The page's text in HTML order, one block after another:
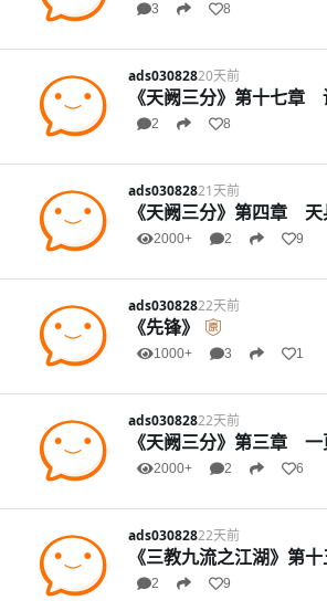
3 8
ads03082820天前
《天阙三分》第十七章
2 8
ads03082821天前
《天阙三分》第四章 天
2000+ 2 9
ads03082822天前
《先锋》
1000+ 3 1
ads03082822天前
《天阙三分》第三章 一
2000+ 2 6
ads03082822天前
《三教九流之江湖》第
2 9